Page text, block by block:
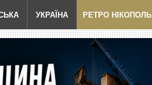
УКРАЇНА РЕТРО НІКОПОЛЬ